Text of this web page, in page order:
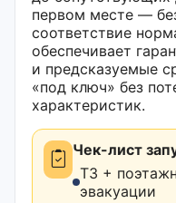
первом месте —
соответствие
обеспечивает
и предсказуемые
«под ключ» без
характеристик.
Чек-лист
ТЗ +
эвакуации